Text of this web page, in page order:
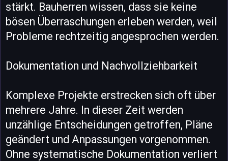
stärkt. Bauherren wissen, dass sie keine
bösen Überraschungen erleben werden, weil
Probleme rechtzeitig angesprochen werden.
Dokumentation und Nachvollziehbarkeit
Komplexe Projekte erstrecken sich oft über
mehrere Jahre. In dieser Zeit werden
unzählige Entscheidungen getroffen, Pläne
geändert und Anpassungen vorgenommen.
Ohne systematische Dokumentation verliert